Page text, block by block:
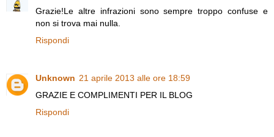
Grazie!Le altre infrazioni sono sempre troppo confuse e
non si trova mai nulla.
Rispondi
Unknown 21 aprile 2013 alle ore 18:59
GRAZIE E COMPLIMENTI PER IL BLOG
Rispondi